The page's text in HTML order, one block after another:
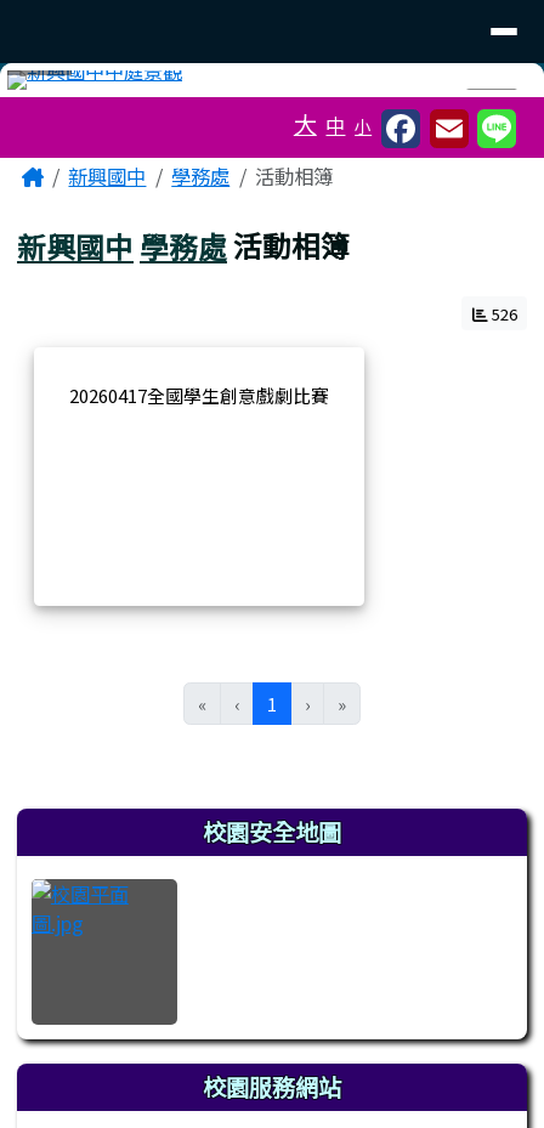
⏸
大 中 小
主內容區域
Home新興國中 學務處 活動相簿
新興國中 學務處活動相簿
526
20260417全國學生創意戲劇比賽
« ‹ 1 (目前頁次)
› »
左邊區域內容 校園安全地圖
校園服務網站
頁尾區域